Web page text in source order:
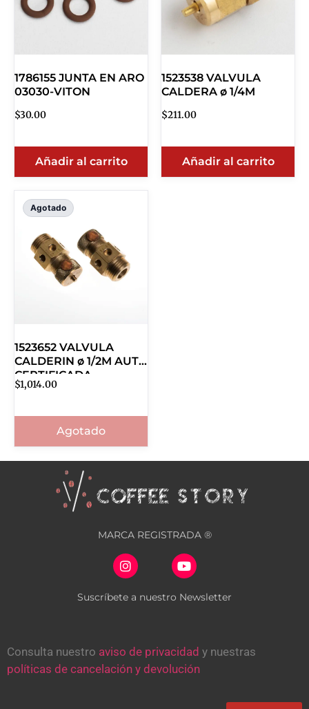
1786155 JUNTA EN ARO
03030-VITON
$30.00
Añadir al carrito
1523538 VALVULA
CALDERA ø 1/4M
$211.00
Añadir al carrito
Agotado
1523652 VALVULA
CALDERIN ø 1/2M AUTO
CERTIFICADA
$1,014.00
Agotado
MARCA REGISTRADA ®
Suscríbete a nuestro Newsletter
Consulta nuestro aviso de privacidad y nuestras
políticas de cancelación y devolución